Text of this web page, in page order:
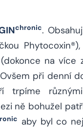
chronic.
na více
při denní
různými
ně bohužel
aby byl co